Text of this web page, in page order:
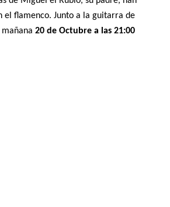
el flamenco. Junto a la guitarra de
20 de Octubre a las 21:00